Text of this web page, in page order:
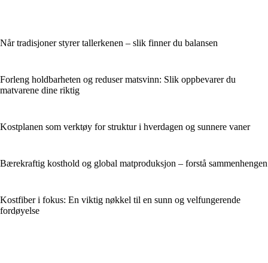
Når tradisjoner styrer tallerkenen – slik finner du balansen
Forleng holdbarheten og reduser matsvinn: Slik oppbevarer du
matvarene dine riktig
Kostplanen som verktøy for struktur i hverdagen og sunnere vaner
Bærekraftig kosthold og global matproduksjon – forstå sammenhengen
Kostfiber i fokus: En viktig nøkkel til en sunn og velfungerende
fordøyelse